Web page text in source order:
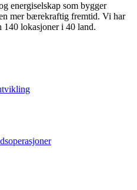
energiselskap som bygger
mer bærekraftig fremtid. Vi har
140 lokasjoner i 40 land.